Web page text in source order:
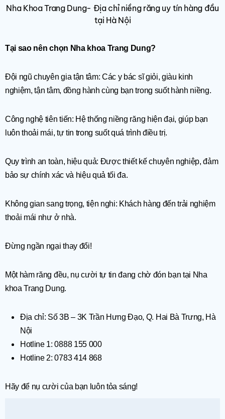
Nha Khoa Trang Dung- Địa chỉ niềng răng uy tín hàng đầu
tại Hà Nội
Tại sao nên chọn Nha khoa Trang Dung?
Đội ngũ chuyên gia tận tâm: Các y bác sĩ giỏi, giàu kinh
nghiệm, tận tâm, đồng hành cùng bạn trong suốt hành niềng.
Công nghệ tiên tiến: Hệ thống niềng răng hiện đại, giúp bạn
luôn thoải mái, tự tin trong suốt quá trình điều trị.
Quy trình an toàn, hiệu quả: Được thiết kế chuyên nghiệp, đảm
bảo sự chính xác và hiệu quả tối đa.
Không gian sang trọng, tiện nghi: Khách hàng đến trải nghiệm
thoải mái như ở nhà.
Đừng ngần ngại thay đổi!
Một hàm răng đều, nụ cười tự tin đang chờ đón bạn tại Nha
khoa Trang Dung.
Địa chỉ: Số 3B – 3K Trần Hưng Đạo, Q. Hai Bà Trưng, Hà
Nội
Hotline 1: 0888 155 000
Hotline 2: 0783 414 868
Hãy để nụ cười của bạn luôn tỏa sáng!